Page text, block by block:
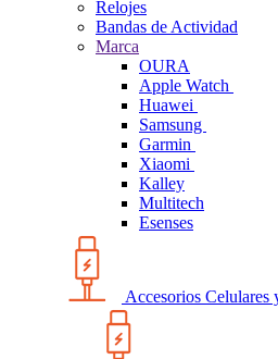
Relojes
Bandas de Actividad
Marca
OURA
Apple Watch
Huawei
Samsung
Garmin
Xiaomi
Kalley
Multitech
Esenses
Accesorios Celulares